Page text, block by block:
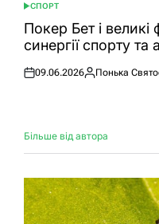
ОПУБЛІКУВАТИ
У
СПОРТ
Покер Бет і великі
синергії спорту та
Оприлюднено
09.06.2026
Опубліковано
Понька
Більше від автора